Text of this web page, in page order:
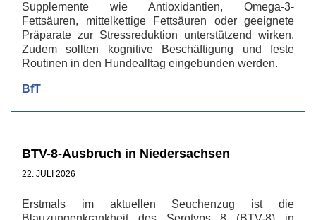
Supplemente wie Antioxidantien, Omega-3-
Fettsäuren, mittelkettige Fettsäuren oder geeignete
Präparate zur Stressreduktion unterstützend wirken.
Zudem sollten kognitive Beschäftigung und feste
Routinen in den Hundealltag eingebunden werden.
BfT
BTV-8-Ausbruch in Niedersachsen
22. JULI 2026
Erstmals im aktuellen Seuchenzug ist die